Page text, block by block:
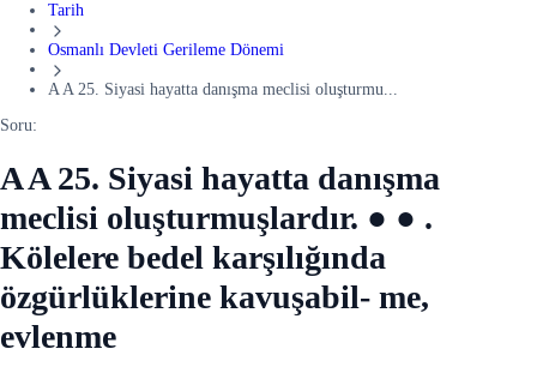
Tarih
Osmanlı Devleti Gerileme Dönemi
A A 25. Siyasi hayatta danışma meclisi oluşturmu...
Soru:
A A 25. Siyasi hayatta danışma
meclisi oluşturmuşlardır. ● ● .
Kölelere bedel karşılığında
özgürlüklerine kavuşabil- me,
evlenme